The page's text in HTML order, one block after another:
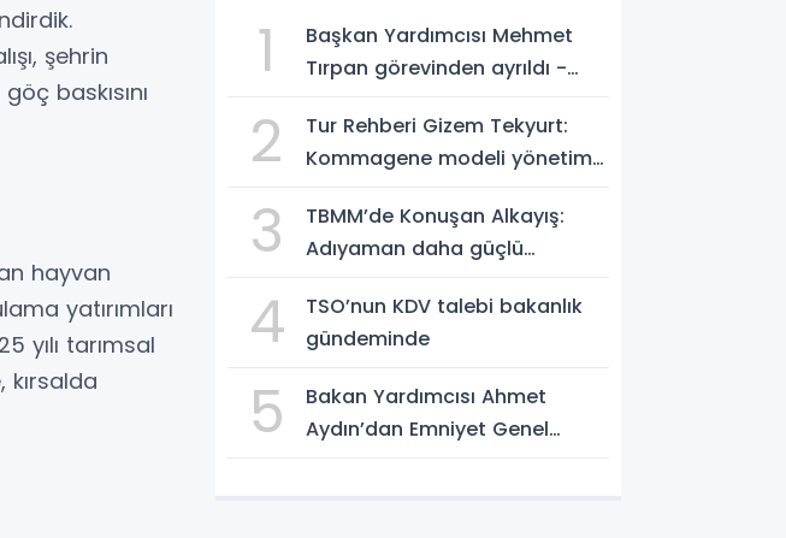
şehrin
baskısını
hayvan
yatırımları
yılı tarımsal
kırsalda
1
Başkan Yardımcısı Mehmet
Tırpan görevinden ayrıldı -
2
Tur Rehberi Gizem Tekyurt:
Kommagene modeli yönetim
3
TBMM’de Konuşan Alkayış:
Adıyaman daha güçlü
4
TSO’nun KDV talebi bakanlık
gündeminde
5
Bakan Yardımcısı Ahmet
Aydın’dan Emniyet Genel